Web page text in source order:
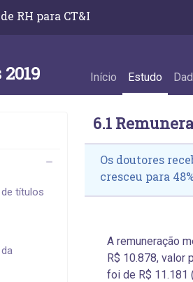
- 6.1 Remuneração
RH para CT&I
Início Estudo
títulos
6.1
Os doutores
cresceu para
A remuneração
R$ 10.878, valor
foi de R$ 11.181